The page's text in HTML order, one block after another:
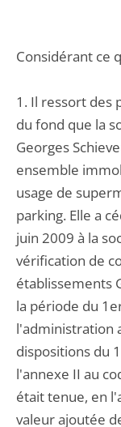
Considérant ce
1. Il ressort des
du fond que la
Georges
ensemble
usage de
parking. Elle a
juin 2009 à la
vérification de
établissements
la période du
l'administration
dispositions du
l'annexe II au
était tenue, en
valeur ajoutée